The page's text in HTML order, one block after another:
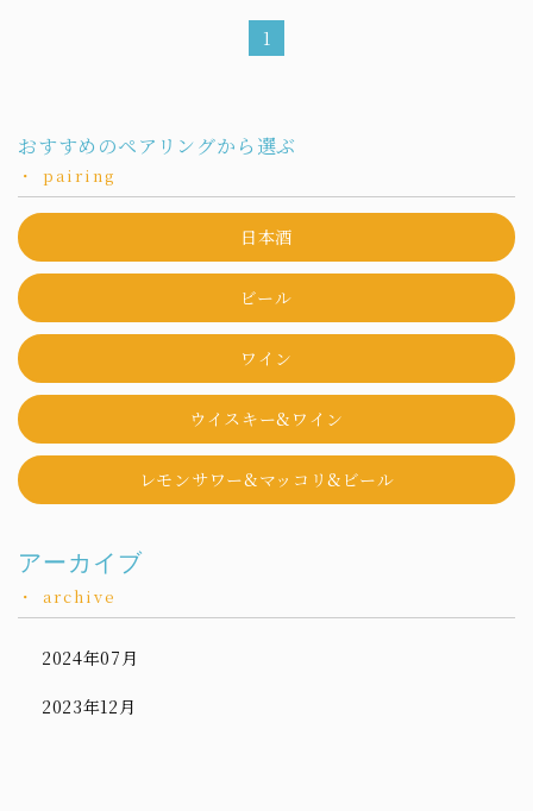
1
おすすめのペアリングから選ぶ
pairing​​​​​
日本酒
ビール
ワイン
ウイスキー&ワイン
レモンサワー&マッコリ&ビール
アーカイブ
archive
2024年07月
2023年12月